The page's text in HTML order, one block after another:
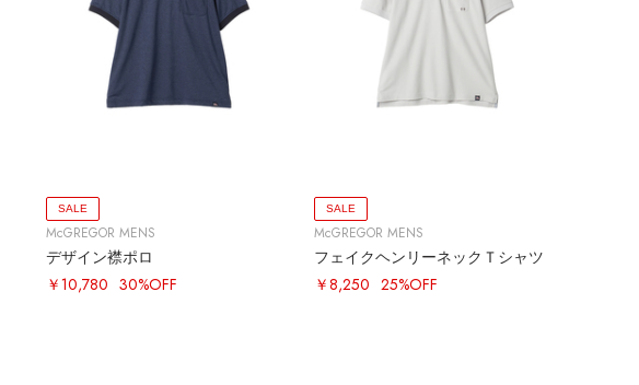
SALE
McGREGOR MENS
デザイン襟ポロ
￥10,780 30%OFF
SALE
McGREGOR MENS
フェイクヘンリーネックＴシャツ
￥8,250 25%OFF